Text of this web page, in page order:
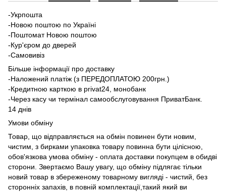
-Укрпошта
-Новою поштою по Україні
-Поштомат Новою поштою
-Кур'єром до дверей
-Самовивіз
Більше інформації про доставку
-Наложений платіж (з ПЕРЕДОПЛАТОЮ 200грн.)
-Кредитною карткою в privat24, монобанк
-Через касу чи термінал самообслуговування ПриватБанк.
14 днів
Умови обміну
Товар, що відправляється на обмін повинен бути новим,
чистим, з бирками упаковка товару повинна бути цілісною,
обов'язкова умова обміну - оплата доставки покупцем в обидві
сторони. Звертаємо Вашу увагу, що обміну підлягає тільки
новий товар в збереженому товарному вигляді - чистий, без
сторонніх запахів, в повній комплектації,такий який ви